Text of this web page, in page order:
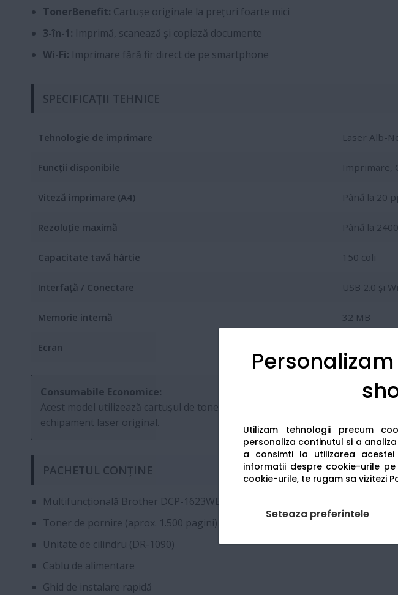
Utilizam tehnologii precum
personaliza continutul si a
a consimti la utilizarea
informatii despre cookie-urile
cookie-urile, te rugam sa vizitezi
Seteaza preferintele
TonerBenefit: Cartușe originale la prețuri foarte mici
3-în-1: Imprimă, scanează și copiază documente
Wi-Fi: Imprimare fără fir direct de pe smartphone
SPECIFICAȚII TEHNICE
Tehnologie de imprimare Laser Alb-
Funcții disponibile Imprimare,
Viteză imprimare (A4) Până la 20
Rezoluție maximă Până la
Capacitate tavă hârtie 150 coli
Interfață / Conectare USB 2.0 și
Memorie internă 32 MB
Ecran
Consumabile Economice:
Acest model utilizează cartușul de toner
(capacitate de 1.500
echipament laser original.
PACHETUL CONȚINE
Multifuncțională Brother DCP-1623WE
Toner de pornire (aprox. 1.500 pagini)
Unitate de cilindru (DR-1090)
Cablu de alimentare
Ghid de instalare rapidă